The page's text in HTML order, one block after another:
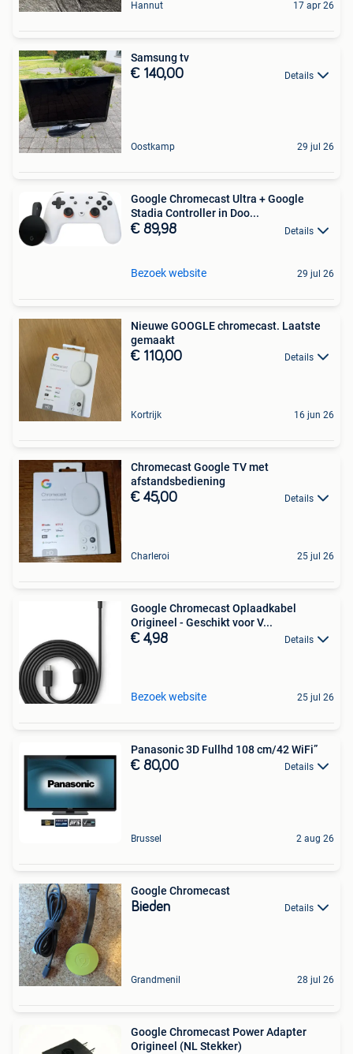
Hannut 17 apr 26
Samsung tv
€ 140,00 Details
Oostkamp 29 jul 26
Google Chromecast Ultra + Google
Stadia Controller in Doo...
€ 89,98 Details
Bezoek website 29 jul 26
Nieuwe GOOGLE chromecast. Laatste
gemaakt
€ 110,00 Details
Kortrijk 16 jun 26
Chromecast Google TV met
afstandsbediening
€ 45,00 Details
Charleroi 25 jul 26
Google Chromecast Oplaadkabel
Origineel - Geschikt voor V...
€ 4,98 Details
Bezoek website 25 jul 26
Panasonic 3D Fullhd 108 cm/42 WiFi”
€ 80,00 Details
Brussel 2 aug 26
Google Chromecast
Bieden Details
Grandmenil 28 jul 26
Google Chromecast Power Adapter
Origineel (NL Stekker)